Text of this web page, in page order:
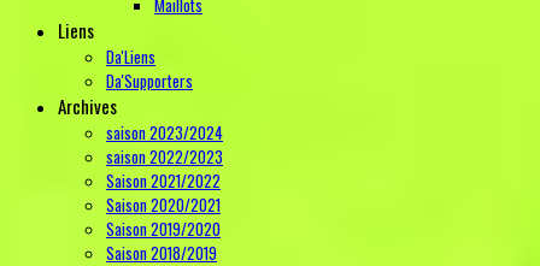
Liens
Da'Liens
Da'Supporters
Archives
saison 2023/2024
saison 2022/2023
Saison 2021/2022
Saison 2020/2021
Saison 2019/2020
Saison 2018/2019